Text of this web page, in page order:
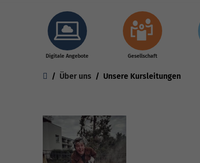
Digitale Angebote Gesellschaft
You are here:
Über uns Unsere Kursleitungen